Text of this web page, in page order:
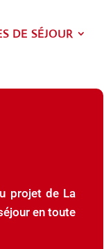
DE SÉJOUR
projet de La
en toute